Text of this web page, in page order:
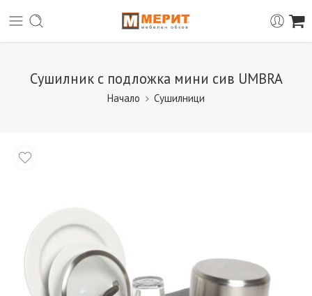
Сушилник с подложка мини сив UMBRA
Начало Сушилници